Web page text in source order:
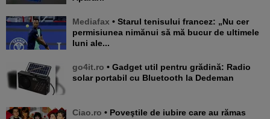
Mediafax • Starul tenisului francez: „Nu cer
permisiunea nimănui să mă bucur de ultimele
luni ale...
go4it.ro • Gadget util pentru grădină: Radio
solar portabil cu Bluetooth la Dedeman
Ciao.ro • Poveştile de iubire care au rămas